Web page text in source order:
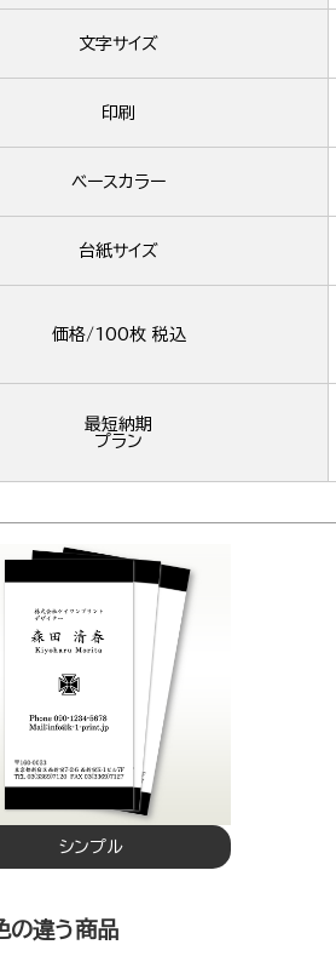
文字サイズ
印刷
ベースカラー
台紙サイズ
価格/100枚 税込
最短納期
プラン
シンプル
の違う商品